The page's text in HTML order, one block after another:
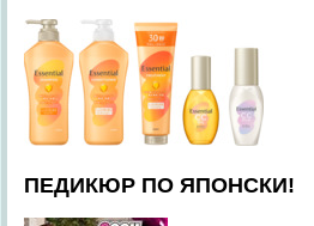
ПЕДИКЮР ПО ЯПОНСКИ!